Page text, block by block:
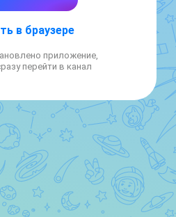
тёплой  атмосфере !
в браузере
приложение,
перейти в канал